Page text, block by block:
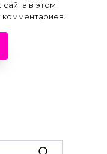
в этом
комментариев.